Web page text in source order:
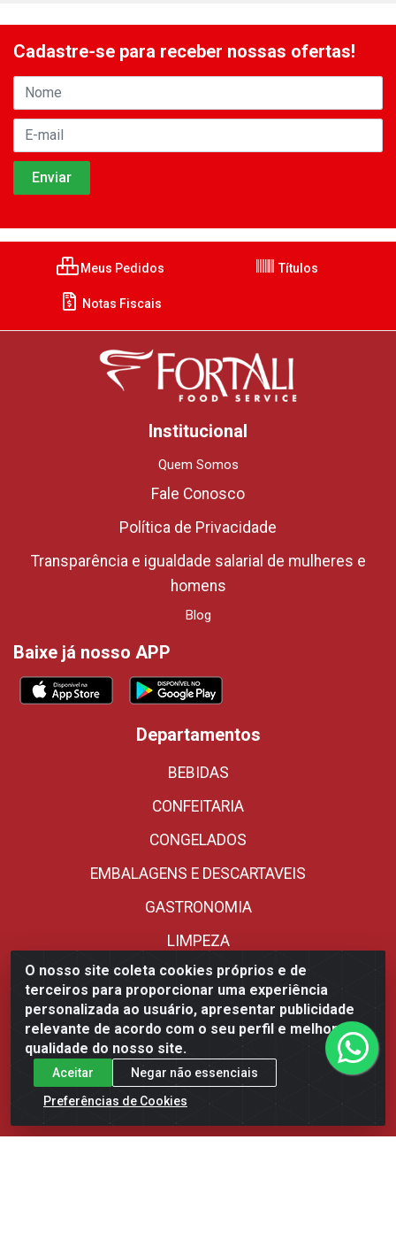
O nosso site coleta cookies próprios e de
terceiros para proporcionar uma experiência
personalizada ao usuário, apresentar publicidade
relevante de acordo com o seu perfil e melhorar a
qualidade do nosso site.
Aceitar
Negar não essenciais
Preferências de Cookies
Cadastre-se para receber nossas ofertas!
Meus Pedidos Títulos
Notas Fiscais
Institucional
Quem Somos
Fale Conosco
Política de Privacidade
Transparência e igualdade salarial de mulheres e
homens
Blog
Baixe já nosso APP
Departamentos
BEBIDAS
CONFEITARIA
CONGELADOS
EMBALAGENS E DESCARTAVEIS
GASTRONOMIA
LIMPEZA
MERCEARIA
ORIENTAL
PANIFICACAO
REFRIGERADOS
SORVETERIA
UTENSILIOS